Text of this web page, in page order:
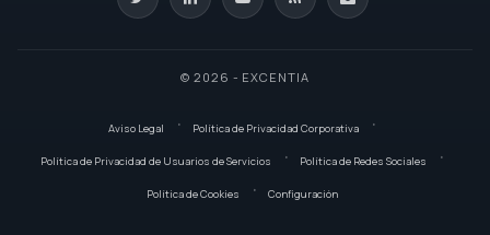
© 2026 - EXCENTIA
Aviso Legal Política de Privacidad Corporativa
Política de Privacidad de Usuarios de Servicios Política de Redes Sociales
Política de Cookies Configuración